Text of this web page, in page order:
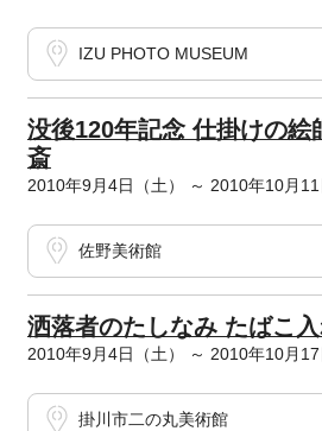
IZU PHOTO MUSEUM
没後120年記念 仕掛けの
斎
2010年9月4日（土） ～ 2010年10月11
佐野美術館
洒落者のたしなみ たばこ
2010年9月4日（土） ～ 2010年10月17
掛川市二の丸美術館